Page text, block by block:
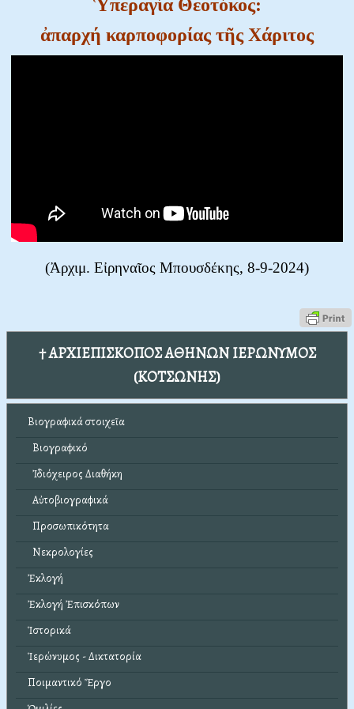
Ὑπεραγία Θεοτόκος:
ἀπαρχή καρποφορίας τῆς Χάριτος
(Ἀρχιμ. Εἰρηναῖος Μπουσδέκης, 8-9-2024)
† ΑΡΧΙΕΠΙΣΚΟΠΟΣ ΑΘΗΝΩΝ ΙΕΡΩΝΥΜΟΣ
(ΚΟΤΣΩΝΗΣ)
Βιογραφικά στοιχεῖα
Βιογραφικό
Ἰδιόχειρος Διαθήκη
Αὐτοβιογραφικά
Προσωπικότητα
Νεκρολογίες
Ἐκλογή
Ἐκλογή Ἐπισκόπων
Ἱστορικά
Ἱερώνυμος - Δικτατορία
Ποιμαντικό Ἔργο